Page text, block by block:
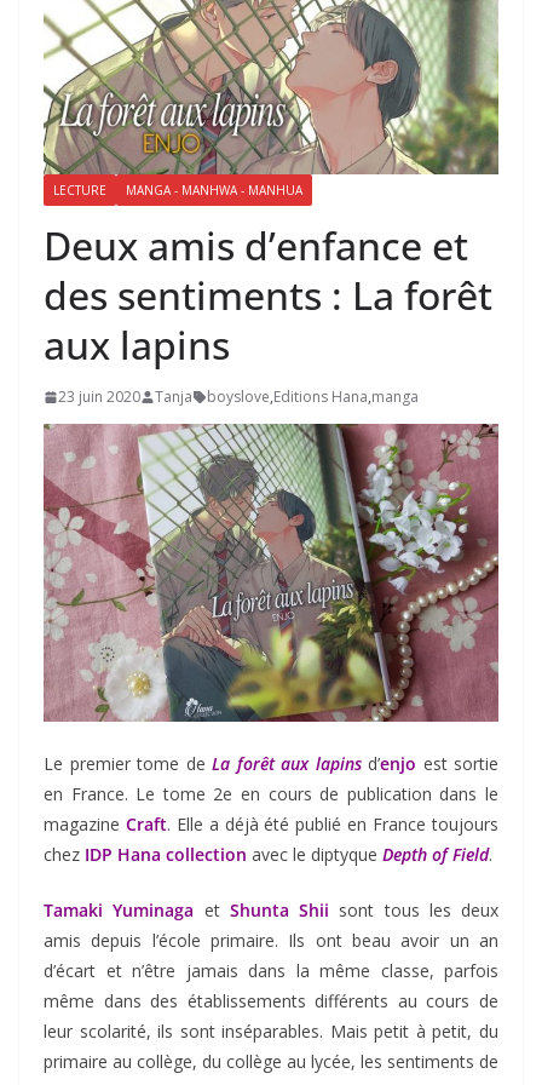
LECTURE MANGA - MANHWA - MANHUA
Deux amis d’enfance et
des sentiments : La forêt
aux lapins
23 juin 2020 Tanja boyslove,Editions Hana,manga
Le premier tome de La forêt aux lapins d’enjo est sortie
en France. Le tome 2e en cours de publication dans le
magazine Craft. Elle a déjà été publié en France toujours
chez IDP Hana collection avec le diptyque Depth of Field.
Tamaki Yuminaga et Shunta Shii sont tous les deux
amis depuis l’école primaire. Ils ont beau avoir un an
d’écart et n’être jamais dans la même classe, parfois
même dans des établissements différents au cours de
leur scolarité, ils sont inséparables. Mais petit à petit, du
primaire au collège, du collège au lycée, les sentiments de